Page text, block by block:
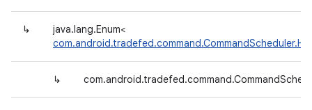
↳
java.lang.Enum<
↳